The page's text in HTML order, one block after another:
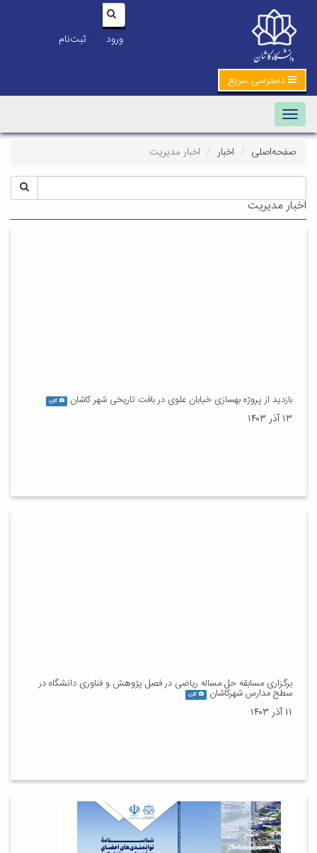
ورود | ثبت‌نام
دسترسی سریع
Toggle navigation
صفحه‌اصلی اخبار اخبار مدیریت
اخبار مدیریت
بازدید از پروژه بهسازی خیابان علوی در بافت تاریخی شهر کاشان گالری
۱۳ آذر ۱۴۰۳
برگزاری مسابقه حل مساله ریاضی در فصل پژوهش و فناوری دانشگاه در
سطح مدارس شهرکاشان گالری
۱۱ آذر ۱۴۰۳